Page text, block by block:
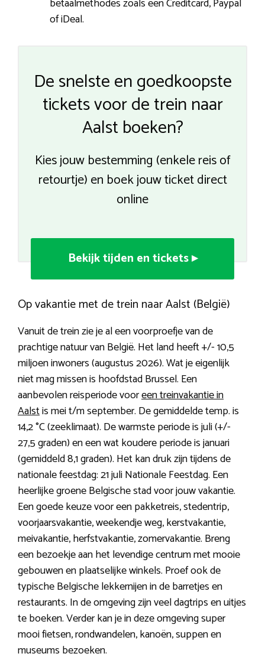
of iDeal.
De snelste en goedkoopste
tickets voor de trein naar
Aalst boeken?
Kies jouw bestemming (enkele reis of
retourtje) en boek jouw ticket direct
online
Bekijk tijden en tickets ▸
Op vakantie met de trein naar Aalst (België)
Vanuit de trein zie je al een voorproefje van de
prachtige natuur van België. Het land heeft +/- 10,5
miljoen inwoners (augustus 2026). Wat je eigenlijk
niet mag missen is hoofdstad Brussel. Een
aanbevolen reisperiode vooreen treinvakantie in
Aalstis mei t/m september. De gemiddelde temp. is
14,2 °C (zeeklimaat). De warmste periode is juli (+/-
27,5 graden) en een wat koudere periode is januari
(gemiddeld 8,1 graden). Het kan druk zijn tijdens de
nationale feestdag: 21 juli Nationale Feestdag. Een
heerlijke groene Belgische stad voor jouw vakantie.
Een goede keuze voor een pakketreis, stedentrip,
voorjaarsvakantie, weekendje weg, kerstvakantie,
meivakantie, herfstvakantie, zomervakantie. Breng
een bezoekje aan het levendige centrum met mooie
gebouwen en plaatselijke winkels. Proef ook de
typische Belgische lekkernijen in de barretjes en
restaurants. In de omgeving zijn veel dagtrips en uitjes
te boeken. Verder kan je in deze omgeving super
mooi fietsen, rondwandelen, kanoën, suppen en
museums bezoeken.